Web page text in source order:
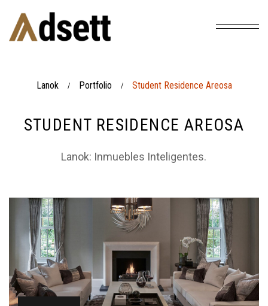
Lanok / Portfolio / Student Residence Areosa
STUDENT RESIDENCE AREOSA
Lanok: Inmuebles Inteligentes.